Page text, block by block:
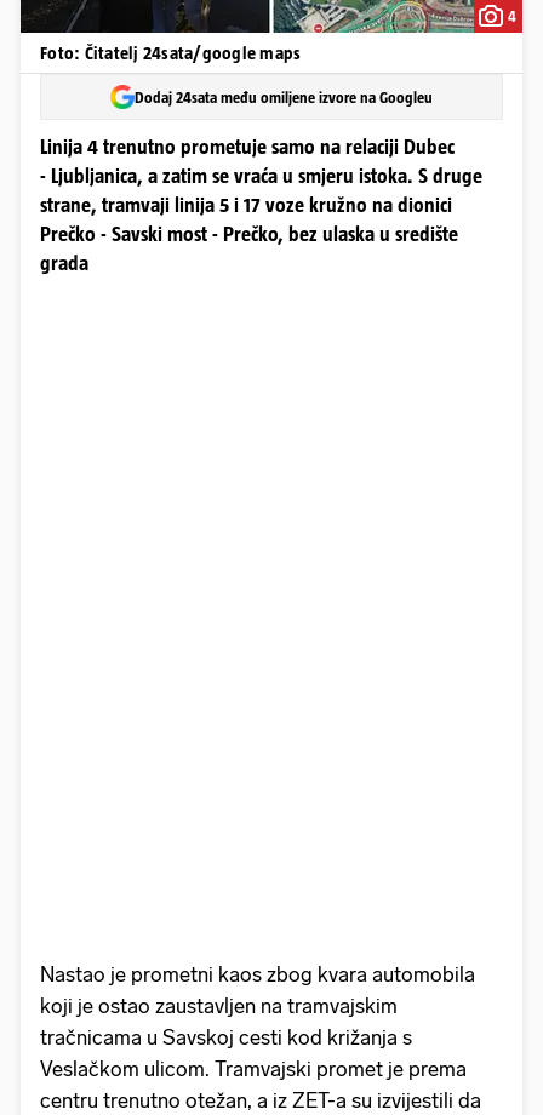
4
Foto: Čitatelj 24sata/google maps
Dodaj 24sata među omiljene izvore na Googleu
Linija 4 trenutno prometuje samo na relaciji Dubec
- Ljubljanica, a zatim se vraća u smjeru istoka. S druge
strane, tramvaji linija 5 i 17 voze kružno na dionici
Prečko - Savski most - Prečko, bez ulaska u središte
grada
Nastao je prometni kaos zbog kvara automobila
koji je ostao zaustavljen na tramvajskim
tračnicama u Savskoj cesti kod križanja s
Veslačkom ulicom. Tramvajski promet je prema
centru trenutno otežan, a iz ZET-a su izvijestili da